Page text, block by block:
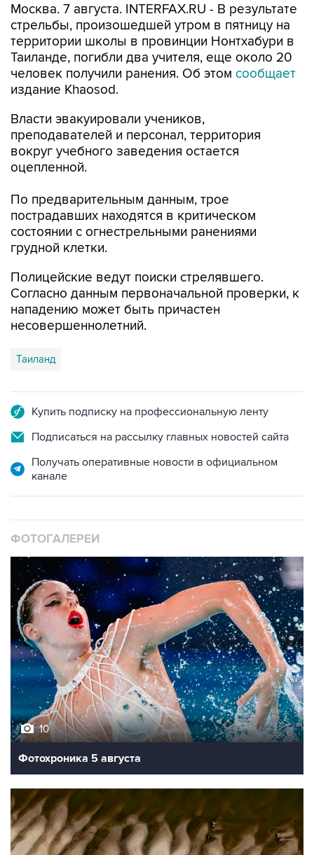
Москва. 7 августа. INTERFAX.RU - В результате
стрельбы, произошедшей утром в пятницу на
территории школы в провинции Нонтхабури в
Таиланде, погибли два учителя, еще около 20
человек получили ранения. Об этом сообщает
издание Khaosod.
Власти эвакуировали учеников,
преподавателей и персонал, территория
вокруг учебного заведения остается
оцепленной.
По предварительным данным, трое
пострадавших находятся в критическом
состоянии с огнестрельными ранениями
грудной клетки.
Полицейские ведут поиски стрелявшего.
Согласно данным первоначальной проверки, к
нападению может быть причастен
несовершеннолетний.
Таиланд
Купить подписку на профессиональную ленту
Подписаться на рассылку главных новостей сайта
Получать оперативные новости в официальном
канале
ФОТОГАЛЕРЕИ
10
Фотохроника 5 августа